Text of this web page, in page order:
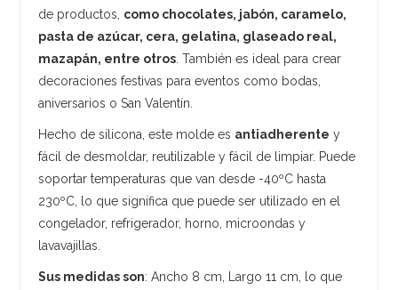
de productos, como chocolates, jabón, caramelo,
pasta de azúcar, cera, gelatina, glaseado real,
mazapán, entre otros . También es ideal para crear
decoraciones festivas para eventos como bodas,
aniversarios o San Valentín.
Hecho de silicona, este molde es antiadherente y
fácil de desmoldar, reutilizable y fácil de limpiar. Puede
soportar temperaturas que van desde -40ºC hasta
230ºC, lo que significa que puede ser utilizado en el
congelador, refrigerador, horno, microondas y
lavavajillas.
Sus medidas son: Ancho 8 cm, Largo 11 cm, lo que